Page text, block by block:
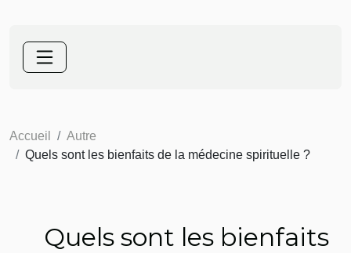
Accueil
Autre
Quels sont les bienfaits de la médecine spirituelle ?
Quels sont les bienfaits